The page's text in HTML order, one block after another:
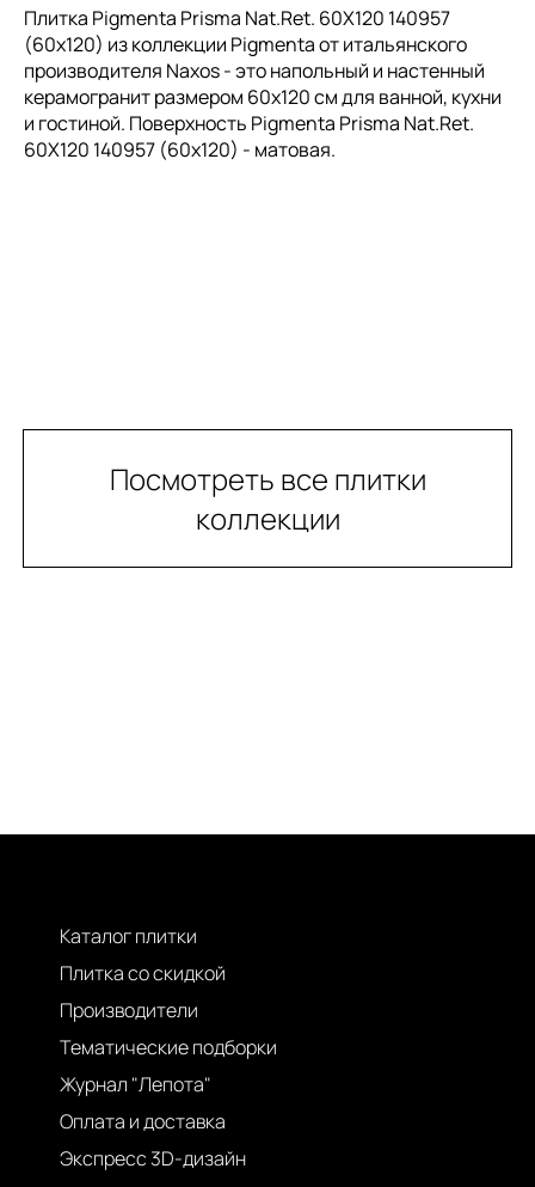
Плитка Pigmenta Prisma Nat.Ret. 60X120 140957
(60x120) из коллекции Pigmenta от итальянского
производителя Naxos - это напольный и настенный
керамогранит размером 60x120 см для ванной, кухни
и гостиной. Поверхность Pigmenta Prisma Nat.Ret.
60X120 140957 (60x120) - матовая.
Посмотреть все плитки
коллекции
Каталог плитки
Плитка со скидкой
Производители
Тематические подборки
Журнал "Лепота"
Оплата и доставка
Экспресс 3D-дизайн